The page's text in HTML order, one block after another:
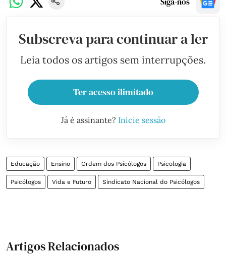
Subscreva para continuar a ler
Leia todos os artigos sem interrupções.
Ter acesso ilimitado
Já é assinante? Inicie sessão
Educação Ensino Ordem dos Psicólogos Psicologia
Psicólogos Vida e Futuro Sindicato Nacional do Psicólogos
Artigos Relacionados